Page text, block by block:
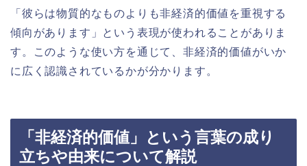
「彼らは物質的なものよりも非経済的価値を重視する
傾向があります」という表現が使われることがありま
す。このような使い方を通じて、非経済的価値がいか
に広く認識されているかが分かります。
「非経済的価値」という言葉の成り
立ちや由来について解説